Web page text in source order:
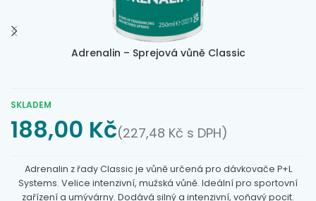
Adrenalin – Sprejová vůně Classic
SKLADEM
188,00 Kč(227,48 Kč s DPH)
Adrenalin z řady Classic je vůně určená pro dávkovače P+L
Systems. Velice intenzivní, mužská vůně. Ideální pro sportovní
zařízení a umývárny. Dodává silný a intenzivní, voňavý pocit.